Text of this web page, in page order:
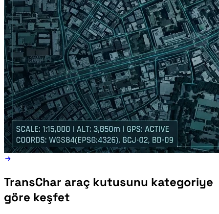
TransChar araç kutusunu kategoriye
göre keşfet